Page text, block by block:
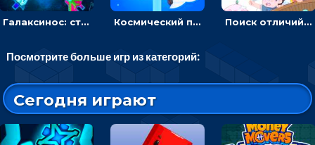
Галаксинос: стрелялка в космосе по врагам Космический побег: двигать космонавта, чтобы попасть к кораблю Поиск отличий на картинках с детьми - головоломка
Посмотрите больше игр из категорий:
Сегодня играют